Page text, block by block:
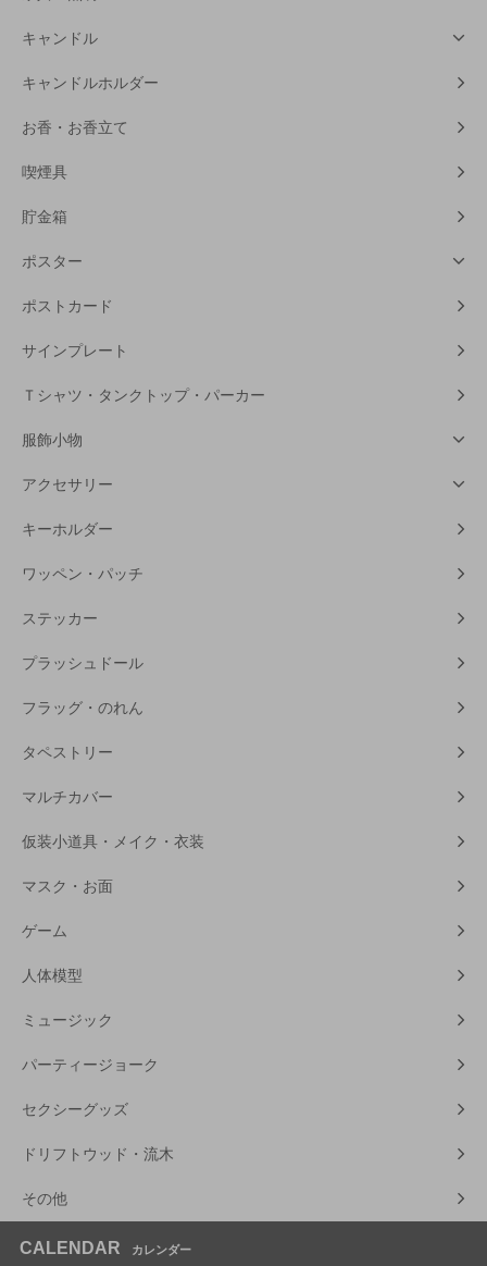
キャンドル
キャンドルホルダー
お香・お香立て
喫煙具
貯金箱
ポスター
ポストカード
サインプレート
Ｔシャツ・タンクトップ・パーカー
服飾小物
アクセサリー
キーホルダー
ワッペン・パッチ
ステッカー
プラッシュドール
フラッグ・のれん
タペストリー
マルチカバー
仮装小道具・メイク・衣装
マスク・お面
ゲーム
人体模型
ミュージック
パーティージョーク
セクシーグッズ
ドリフトウッド・流木
その他
CALENDAR カレンダー